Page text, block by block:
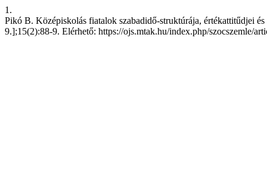
1.
Pikó B. Középiskolás fiatalok szabadidő-struktúrája, értékattitűdjei
9.];15(2):88-9. Elérhető: https://ojs.mtak.hu/index.php/szocszemle/